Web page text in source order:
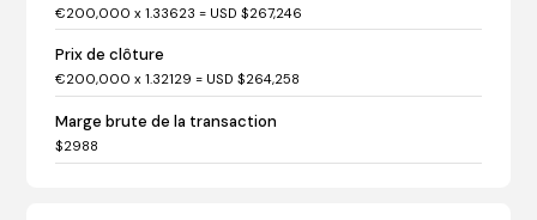
€200,000 x 1.33623 = USD $267,246
Prix de clôture
€200,000 x 1.32129 = USD $264,258
Marge brute de la transaction
$2988